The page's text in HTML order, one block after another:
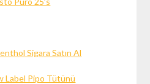
Sigara Satın Al
Label Pipo Tütünü